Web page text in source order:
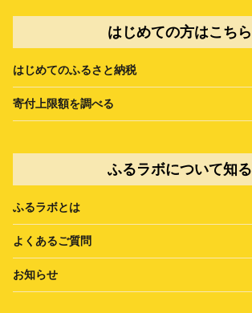
はじめての方はこちら
はじめてのふるさと納税
寄付上限額を調べる
ふるラボについて知る
ふるラボとは
よくあるご質問
お知らせ